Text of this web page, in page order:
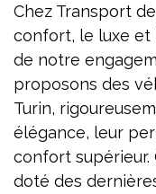
Chez Transport
confort, le luxe
de notre
proposons des
Turin,
élégance, leur
confort supérieur.
doté des